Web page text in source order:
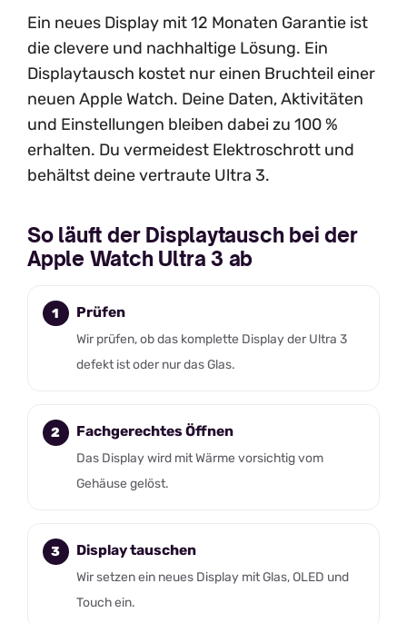
Ein neues Display mit 12 Monaten Garantie ist
die clevere und nachhaltige Lösung. Ein
Displaytausch kostet nur einen Bruchteil einer
neuen Apple Watch. Deine Daten, Aktivitäten
und Einstellungen bleiben dabei zu 100 %
erhalten. Du vermeidest Elektroschrott und
behältst deine vertraute Ultra 3.
So läuft der Displaytausch bei der
Apple Watch Ultra 3 ab
Prüfen
Wir prüfen, ob das komplette Display der Ultra 3
defekt ist oder nur das Glas.
Fachgerechtes Öffnen
Das Display wird mit Wärme vorsichtig vom
Gehäuse gelöst.
Display tauschen
Wir setzen ein neues Display mit Glas, OLED und
Touch ein.